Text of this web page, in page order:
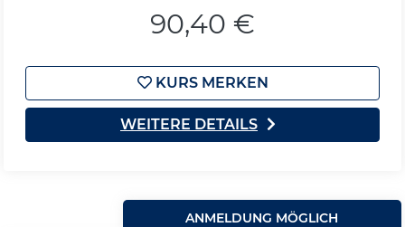
90,40 €
KURS MERKEN
WEITERE DETAILS
ANMELDUNG MÖGLICH